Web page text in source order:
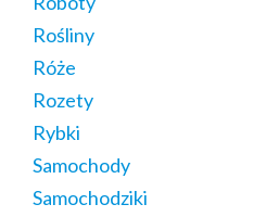
Rośliny
Róże
Rozety
Rybki
Samochody
Samochodziki